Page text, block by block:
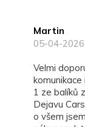
Martin
05-04-2026
velmi doporučuji tento obchod, skvělá
1 ze balíků
Dejavu
o všem